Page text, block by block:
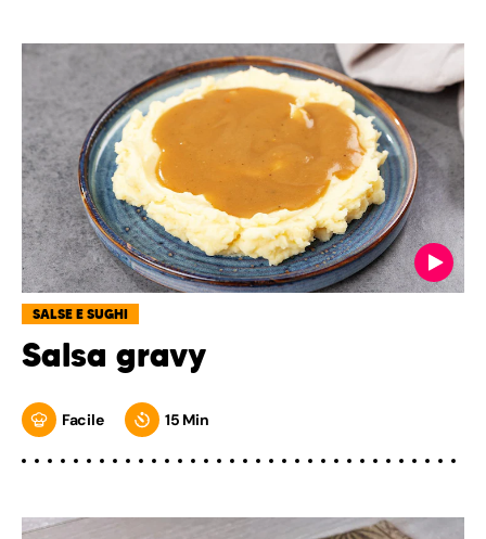
SALSE E SUGHI
Salsa gravy
Facile 15 Min